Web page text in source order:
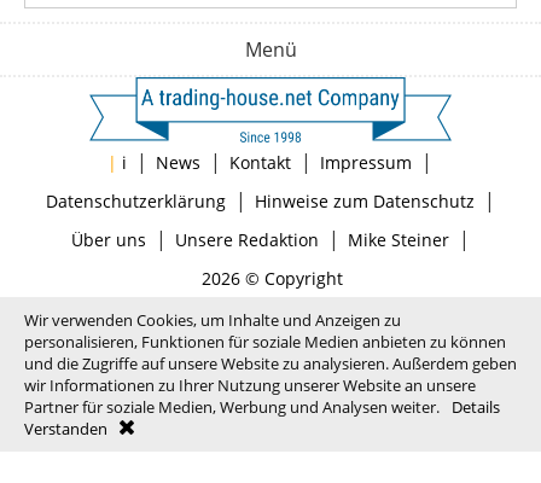
Menü
| i | News | Kontakt | Impressum |
Datenschutzerklärung| Hinweise zum Datenschutz |
Über uns | Unsere Redaktion | Mike Steiner|
2026 © Copyright
Wir verwenden Cookies, um Inhalte und Anzeigen zu
personalisieren, Funktionen für soziale Medien anbieten zu können
und die Zugriffe auf unsere Website zu analysieren. Außerdem geben
wir Informationen zu Ihrer Nutzung unserer Website an unsere
Partner für soziale Medien, Werbung und Analysen weiter.
Details
Verstanden